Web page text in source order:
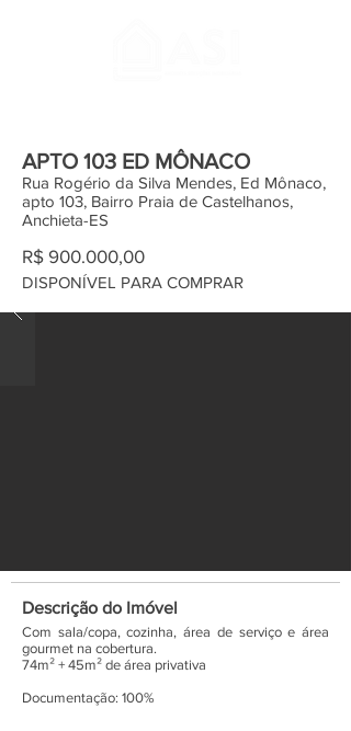
APTO 103 ED MÔNACO
Rua Rogério da Silva Mendes, Ed Mônaco,
apto 103, Bairro Praia de Castelhanos,
Anchieta-ES
R$ 900.000,00
DISPONÍVEL PARA COMPRAR
Descrição do Imóvel
Com sala/copa, cozinha, área de serviço e área
gourmet na cobertura.
74m² + 45m² de área privativa
Documentação: 100%